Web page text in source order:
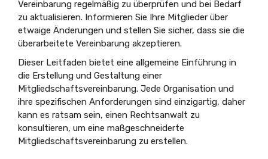
Vereinbarung regelmäßig zu überprüfen und bei Bedarf
zu aktualisieren. Informieren Sie Ihre Mitglieder über
etwaige Änderungen und stellen Sie sicher, dass sie die
überarbeitete Vereinbarung akzeptieren.
Dieser Leitfaden bietet eine allgemeine Einführung in
die Erstellung und Gestaltung einer
Mitgliedschaftsvereinbarung. Jede Organisation und
ihre spezifischen Anforderungen sind einzigartig, daher
kann es ratsam sein, einen Rechtsanwalt zu
konsultieren, um eine maßgeschneiderte
Mitgliedschaftsvereinbarung zu erstellen.